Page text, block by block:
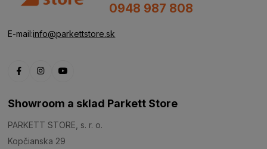
0948 987 808
E-mail:info@parkettstore.sk
Showroom a sklad Parkett Store
PARKETT STORE, s. r. o.
Kopčianska 29